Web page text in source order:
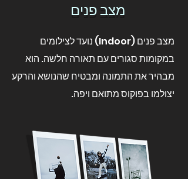
מצב פנים
מצב פנים (Indoor) נועד לצילומים
במקומות סגורים עם תאורה חלשה. הוא
מבהיר את התמונה ומבטיח שהנושא והרקע
יצולמו בפוקוס מתואם ויפה.